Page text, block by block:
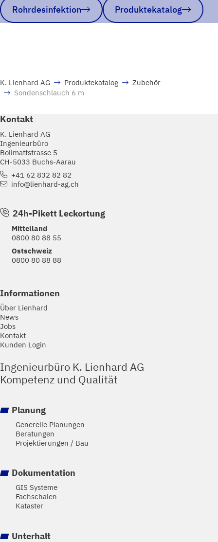
Rohrdesinfektion Produktekatalog
K. Lienhard AG Produktekatalog
Zubehör
Sondenschlauch 6 m
Kontakt
K. Lienhard AG
Ingenieurbüro
Bolimattstrasse 5
CH-5033 Buchs-Aarau
+41 62 832 82 82
info@lienhard-ag.ch
24h-Pikett Leckortung
Mittelland
0800 80 88 55
Ostschweiz
0800 80 88 88
Informationen
Über Lienhard
News
Jobs
Kontakt
Kunden Login
Ingenieurbüro K. Lienhard AG
Kompetenz und Qualität
Planung
Generelle Planungen
Beratungen
Projektierungen / Bau
Dokumentation
GIS Systeme
Fachschalen
Kataster
Unterhalt